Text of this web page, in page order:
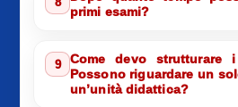
primi esami?
9
Come devo strutturare
Possono riguardare un
un’unità didattica?